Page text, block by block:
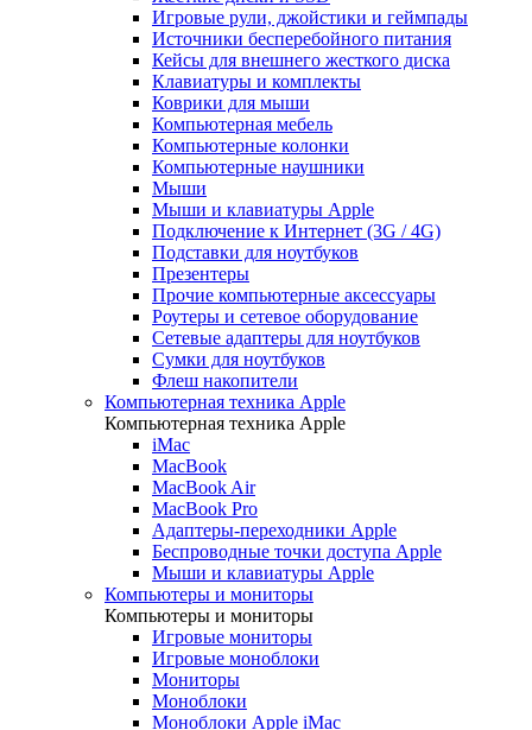
Игровые рули, джойстики и геймпады
Источники бесперебойного питания
Кейсы для внешнего жесткого диска
Клавиатуры и комплекты
Коврики для мыши
Компьютерная мебель
Компьютерные колонки
Компьютерные наушники
Мыши
Мыши и клавиатуры Apple
Подключение к Интернет (3G / 4G)
Подставки для ноутбуков
Презентеры
Прочие компьютерные аксессуары
Роутеры и сетевое оборудование
Сетевые адаптеры для ноутбуков
Сумки для ноутбуков
Флеш накопители
Компьютерная техника Apple
Компьютерная техника Apple
iMac
MacBook
MacBook Air
MacBook Pro
Адаптеры-переходники Apple
Беспроводные точки доступа Apple
Мыши и клавиатуры Apple
Компьютеры и мониторы
Компьютеры и мониторы
Игровые мониторы
Игровые моноблоки
Мониторы
Моноблоки
Моноблоки Apple iMac